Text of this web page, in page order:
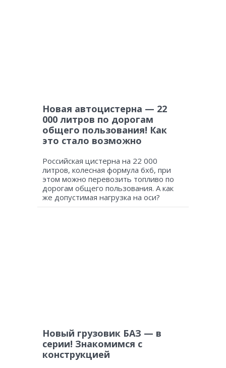
Новая автоцистерна — 22
000 литров по дорогам
общего пользования! Как
это стало возможно
Российская цистерна на 22 000
литров, колесная формула 6х6, при
этом можно перевозить топливо по
дорогам общего пользования. А как
же допустимая нагрузка на оси?
Новый грузовик БАЗ — в
серии! Знакомимся с
конструкцией